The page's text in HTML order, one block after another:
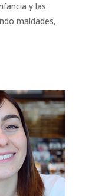
y las
maldades,